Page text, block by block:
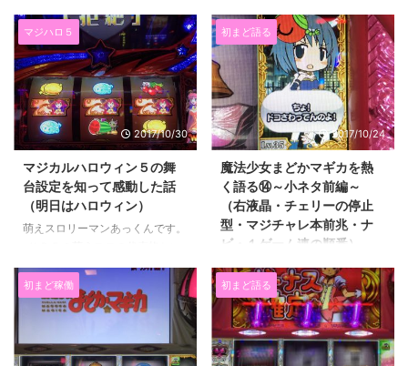
萌えスロリーマンあっくんです。
まどマギの小ネタシリーズ後編
です。 前編に引き続きどうでも
いい話ばかりです。 それが小ネ
タだと思います。 知っていたら
ちょっとだけ楽しむ幅広がるかも
しれません。 ではさっそく参り
ましょうか。 ースポンサード
リンクー 目次 小ネタ後編一覧
【エピソードボーナス中のエラ
ー】【ラッシュ中残り２ゲームを
きった状態でステージがちがう場
合】【ラッシュ本前兆中にレア小
遠しがちな台だったのですが、
最近おいしい台だということに気
づきました。 そこまで人気な機
種でもないですし、設置台数も少
ないので それ言わないでと怒ら
れることもないでしょう。 とい
うことでちょっとシェアします
奈の野望の原作は見たことないの
でよく知らないんです。 ...
マジハロ５
2017/10/30
マジカルハロウィン５の舞
台設定を知って感動した話
（明日はハロウィン）
萌えスロリーマンあっくんです。
えば マジカルハロウィンですよ
ね。 なんで今更マジハロ？って
思ったことでしょう。 もちろ
ん明日がハロウィン当日だからで
だって思ったわけです。 （関係
初まど語る
2017/10/24
魔法少女まどかマギカを熱
く語る⑭～小ネタ前編～
（右液晶・チェリーの停止
型・マジチャレ本前兆・ナ
ビ・１ゲーム連の順番）
萌えスロリーマンあっくんです。
初代まどマギを熱く語るシリー
ズ第１４弾は小ネタ前編です。
まどマギってちょっとした小ネタ
がかなり多いので ２回にわけて
紹介していきますね。 （忘れて
初まど稼働 初まど語る